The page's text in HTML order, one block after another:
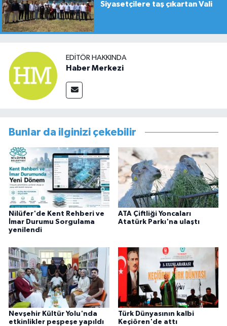
Siyasetçilere taş çıkartan Vali
EDITÖR HAKKINDA
Haber Merkezi
Bunlar da ilginizi çekebilir
Nilüfer'de Kent Rehberi ve
İmar Durumu Sorgulama
yenilendi
ATA Çiftliği Yoncaları
Atatürk Parkı'na ulaştı
Nevşehir Kültür Yolu'nda
etkinlikler peşpeşe yapıldı
Türk Dünyasının kalbi
Keçiören'de attı